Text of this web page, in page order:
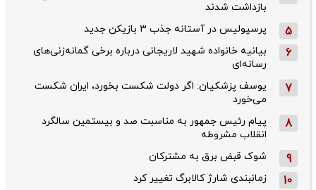
بازداشت شدند
5 پرسپولیس در آستانه جذب ۳ بازیکن جدید
6
بیانیه خانواده شهید لاریجانی درباره برخی گمانه‌زنی‌های
رسانه‌ای
7
یوسف پزشکیان: اگر دولت شکست بخورد، ایران شکست
می‌خورد
8
پیام رئیس جمهور به مناسبت صد و بیستمین سالگرد
انقلاب مشروطه
9 شوک قبض برق به مشترکان
10 زمانبندی شارژ کالابرگ تغییر کرد